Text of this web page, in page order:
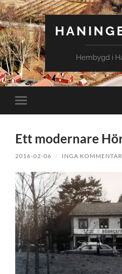
Hembygd i
Slå
på/av
Ett modernare
2016-02-06 / INGA